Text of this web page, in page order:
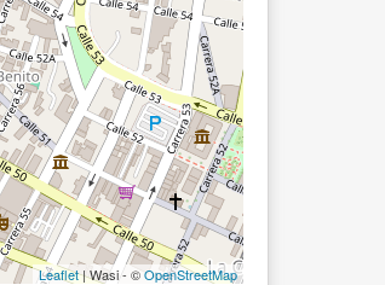
Leaflet| Wasi - ©OpenStreetMap